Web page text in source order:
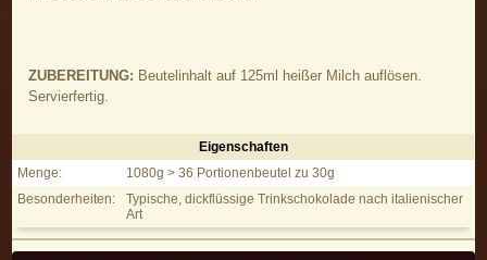
ZUBEREITUNG: Beutelinhalt auf 125ml heißer Milch auflösen.
Servierfertig.
Hot Chocolate Weiß - Eigenschaften
Eigenschaften
Menge:
1080g > 36 Portionenbeutel zu 30g
Besonderheiten:
Typische, dickflüssige Trinkschokolade nach italienischer
Art